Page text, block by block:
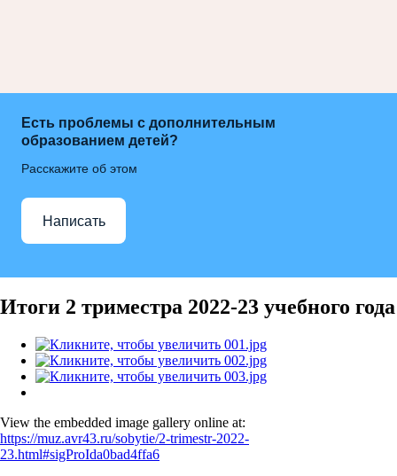
Есть проблемы с дополнительным
образованием детей?
Расскажите об этом
Написать
Итоги 2 триместра 2022-23 учебного года
View the embedded image gallery online at:
https://muz.avr43.ru/sobytie/2-trimestr-2022-
23.html#sigProIda0bad4ffa6